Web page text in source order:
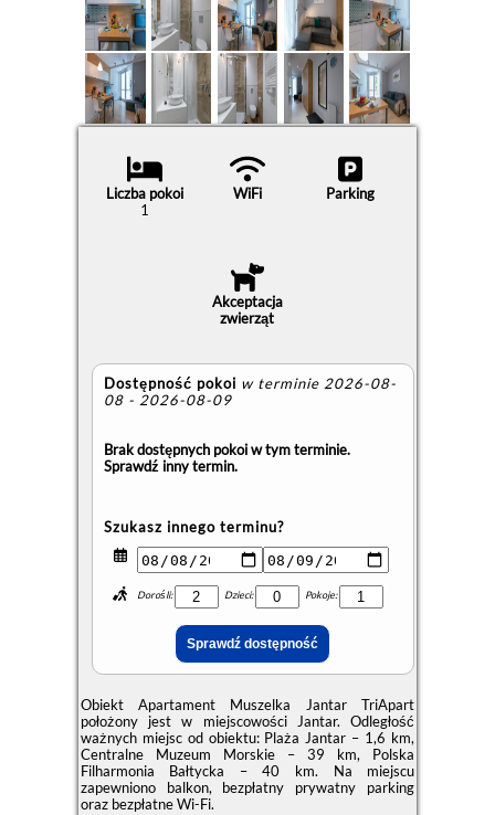
Liczba pokoi
1
WiFi Parking
Akceptacja
zwierząt
Dostępność pokoi w terminie 2026-08-
08 - 2026-08-09
Brak dostępnych pokoi w tym terminie.
Sprawdź inny termin.
Szukasz innego terminu?
Dorośli: Dzieci: Pokoje:
Obiekt Apartament Muszelka Jantar TriApart
położony jest w miejscowości Jantar. Odległość
ważnych miejsc od obiektu: Plaża Jantar – 1,6 km,
Centralne Muzeum Morskie – 39 km, Polska
Filharmonia Bałtycka – 40 km. Na miejscu
zapewniono balkon, bezpłatny prywatny parking
oraz bezpłatne Wi-Fi.